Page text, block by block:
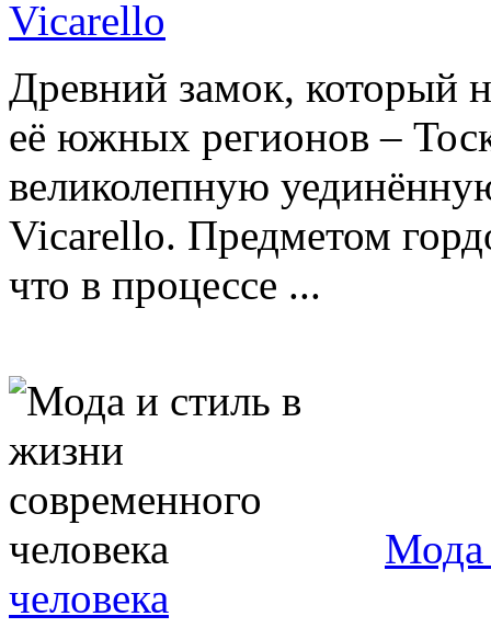
Vicarello
Древний замок, который
её южных регионов –
великолепную
Vicarello. Предметом
что в процессе ...
Мода
человека